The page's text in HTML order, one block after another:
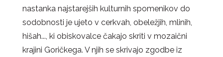
nastanka najstarejših kulturnih spomenikov do
sodobnosti je ujeto v cerkvah, obeležjih, mlinih,
hišah..., ki obiskovalce čakajo skriti v mozaični
krajini Goričkega. V njih se skrivajo zgodbe iz